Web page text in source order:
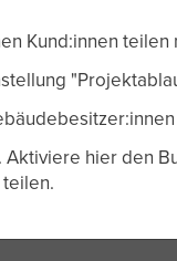
Kund:innen teilen
hier den